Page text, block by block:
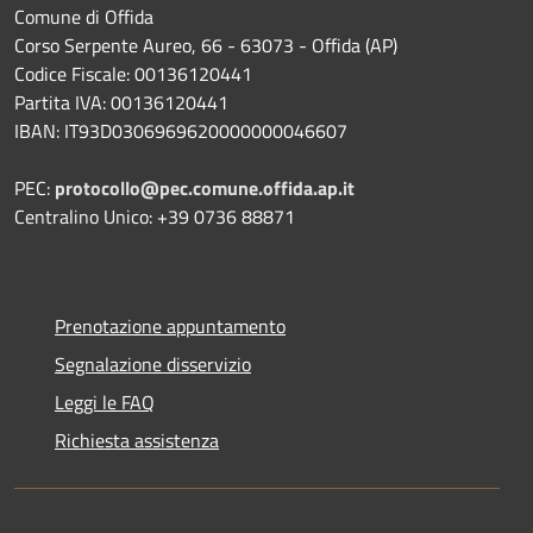
Comune di Offida
Corso Serpente Aureo, 66 - 63073 - Offida (AP)
Codice Fiscale: 00136120441
Partita IVA: 00136120441
IBAN: IT93D0306969620000000046607
PEC: protocollo@pec.comune.offida.ap.it
Centralino Unico: +39 0736 88871
Prenotazione appuntamento
Segnalazione disservizio
Leggi le FAQ
Richiesta assistenza